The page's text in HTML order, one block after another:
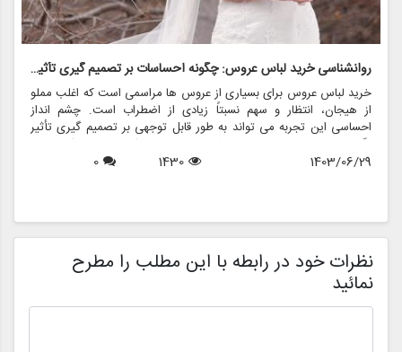
روانشناسی خرید لباس عروس: چگونه احساسات بر تصمیم گیری تأثیر می گذارد
خرید لباس عروس برای بسیاری از عروس ها مراسمی است که اغلب مملو
از هیجان، انتظار و سهم نسبتاً زیادی از اضطراب است. چشم انداز
احساسی این تجربه می تواند به طور قابل توجهی بر تصمیم گیری تأثیر
بگذارد و منجر به انتخاب هایی شود که نه تنها سبک شخصی بلکه عوامل
روانی عمیق تری را نیز منعکس می کند. در این مقاله، روانشناسی خرید
1403/06/29
1430
0
نظرات خود در رابطه با این مطلب را مطرح
نمائید